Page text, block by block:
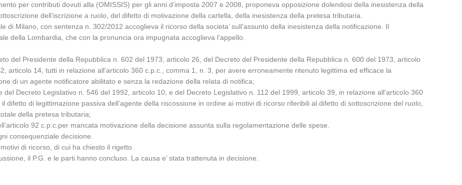
per contributi dovuti alla (OMISSIS) per gli anni d’imposta 2007 e 2008, proponeva opposizione dolendosi della inesistenza della
dell’iscrizione a ruolo, del difetto di motivazione della cartella, della inesistenza della pretesa tributaria.
di Milano, con sentenza n. 302/2012 accoglieva il ricorso della societa’ sull’assunto della inesistenza della notificazione. Il
della Lombardia, che con la pronuncia ora impugnata accoglieva l’appello.
del Presidente della Repubblica n. 602 del 1973, articolo 26, del Decreto del Presidente della Repubblica n. 600 del 1973, articolo
articolo 14, tutti in relazione all’articolo 360 c.p.c., comma 1, n. 3, per avere erroneamente ritenuto legittima ed efficace la
di un agente notificatore abilitato e senza la redazione della relata di notifica;
Decreto Legislativo n. 546 del 1992, articolo 10, e del Decreto Legislativo n. 112 del 1999, articolo 39, in relazione all’articolo 360
di legittimazione passiva dell’agente della riscossione in ordine ai motivi di ricorso riferibili al difetto di sottoscrizione del ruolo,
della pretesa tributaria;
92 c.p.c.per mancata motivazione della decisione assunta sulla regolamentazione delle spese.
consequenziale decisione.
di ricorso, di cui ha chiesto il rigetto.
il P.G. e le parti hanno concluso. La causa e’ stata trattenuta in decisione.